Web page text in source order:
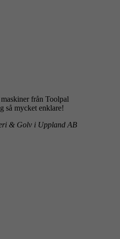
från Toolpal
så mycket enklare!
& Golv i Uppland AB